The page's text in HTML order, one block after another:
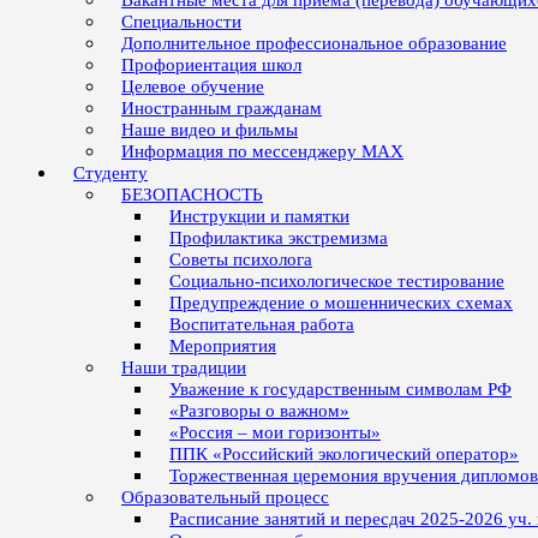
Специальности
Дополнительное профессиональное образование
Профориентация школ
Целевое обучение
Иностранным гражданам
Наше видео и фильмы
Информация по мессенджеру MAX
Студенту
БЕЗОПАСНОСТЬ
Инструкции и памятки
Профилактика экстремизма
Советы психолога
Социально-психологическое тестирование
Предупреждение о мошеннических схемах
Воспитательная работа
Мероприятия
Наши традиции
Уважение к государственным символам РФ
«Разговоры о важном»
«Россия – мои горизонты»
ППК «Российский экологический оператор»
Торжественная церемония вручения
Образовательный процесс
Расписание занятий и пересдач 2025-2026 уч.